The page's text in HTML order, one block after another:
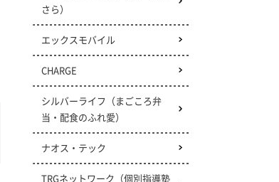
さら）
エックスモバイル
CHARGE
シルバーライフ（まごころ弁
当・配食のふれ愛）
ナオス・テック
TRGネットワーク （個別指導塾